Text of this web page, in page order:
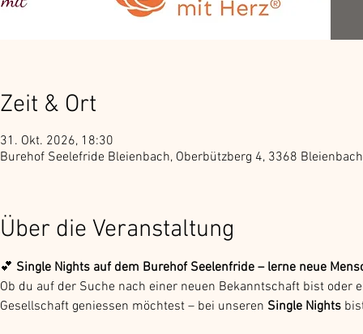
Zeit & Ort
31. Okt. 2026, 18:30
Burehof Seelefride Bleienbach, Oberbützberg 4, 3368
Über die Veranstaltung
💕 Single Nights auf dem Burehof Seelenfride – lerne neue
Ob du auf der Suche nach einer neuen Bekanntschaft bist oder
Gesellschaft geniessen möchtest – bei unseren Single Nights